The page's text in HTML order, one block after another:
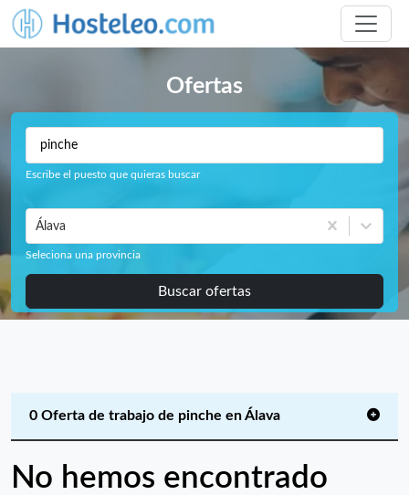
Ofertas
Escribe el puesto que quieras buscar
Álava
Seleciona una provincia
Buscar ofertas
0 Oferta de trabajo de pinche en Álava
No hemos encontrado